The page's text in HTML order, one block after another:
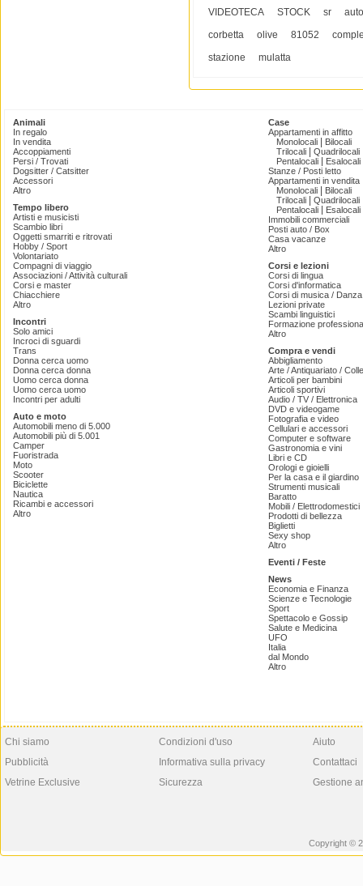
VIDEOTECA STOCK sr
auto
corbetta
olive 81052
stazione
mulatta
Animali
In regalo
In vendita
Accoppiamenti
Persi / Trovati
Dogsitter / Catsitter
Accessori
Altro
Tempo libero
Artisti e musicisti
Scambio libri
Oggetti smarriti e ritrovati
Hobby / Sport
Volontariato
Compagni di viaggio
Associazioni / Attività culturali
Corsi e master
Chiacchiere
Altro
Incontri
Solo amici
Incroci di sguardi
Trans
Donna cerca uomo
Donna cerca donna
Uomo cerca donna
Uomo cerca uomo
Incontri per adulti
Auto e moto
Automobili meno di 5.000
Automobili più di 5.001
Camper
Fuoristrada
Moto
Scooter
Biciclette
Nautica
Ricambi e accessori
Altro
Case
Appartamenti in affitto
Monolocali
Bilocali
Trilocali
Quadrilocali
Pentalocali
Esalocali
Stanze / Posti letto
Appartamenti in vendita
Monolocali
Bilocali
Trilocali
Quadrilocali
Pentalocali
Esalocali
Immobili commerciali
Posti auto / Box
Casa vacanze
Altro
Corsi e lezioni
Corsi di lingua
Corsi d'informatica
Corsi di musica /
Lezioni private
Scambi linguistici
Formazione
Altro
Compra e vendi
Abbigliamento
Arte / Antiquariato /
Articoli per bambini
Articoli sportivi
Audio / TV / Elettronica
DVD e videogame
Fotografia e video
Cellulari e accessori
Computer e software
Gastronomia e vini
Libri e CD
Orologi e gioielli
Per la casa e il giardino
Strumenti musicali
Baratto
Mobili / Elettrodomestici
Prodotti di bellezza
Biglietti
Sexy shop
Altro
Eventi / Feste
News
Economia e Finanza
Scienze e Tecnologie
Sport
Spettacolo e Gossip
Salute e Medicina
UFO
Italia
dal Mondo
Altro
Chi siamo
Pubblicità
Vetrine Exclusive
Condizioni d'uso
Informativa sulla privacy
Sicurezza
Aiuto
Contattaci
Gestione
Copyright ©